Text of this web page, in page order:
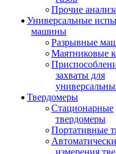
Прочие
Универсальные
машины
Разрывные
Маятниковые
захваты для
Твердомеры
Стационарные
твердомеры
Портативные
измерения